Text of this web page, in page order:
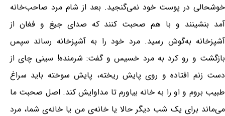
خوشحالی در پوست خود نمی‌گنجید. بعد از شام مرد صاحب‌خانه
آمد بنشینند و با هم صحبت کنند که صدای جیغ و فغان از
آشپزخانه به‌گوش رسید. مرد خود را به آشپزخانه رساند سپس
بازگشت و رو کرد به مرد خسیس و گفت: شرمنده! سینی چای از
دست زنم افتاده و روی پایش ریخته، پایش سوخته باید سراغ
طبیب بروم و او را به خانه بیاورم تا مداوایش کند. اصل صحبت ما
می‌ماند برای یک شب دیگر حالا یا خانه‌ی من یا خانه‌ی شما، مرد